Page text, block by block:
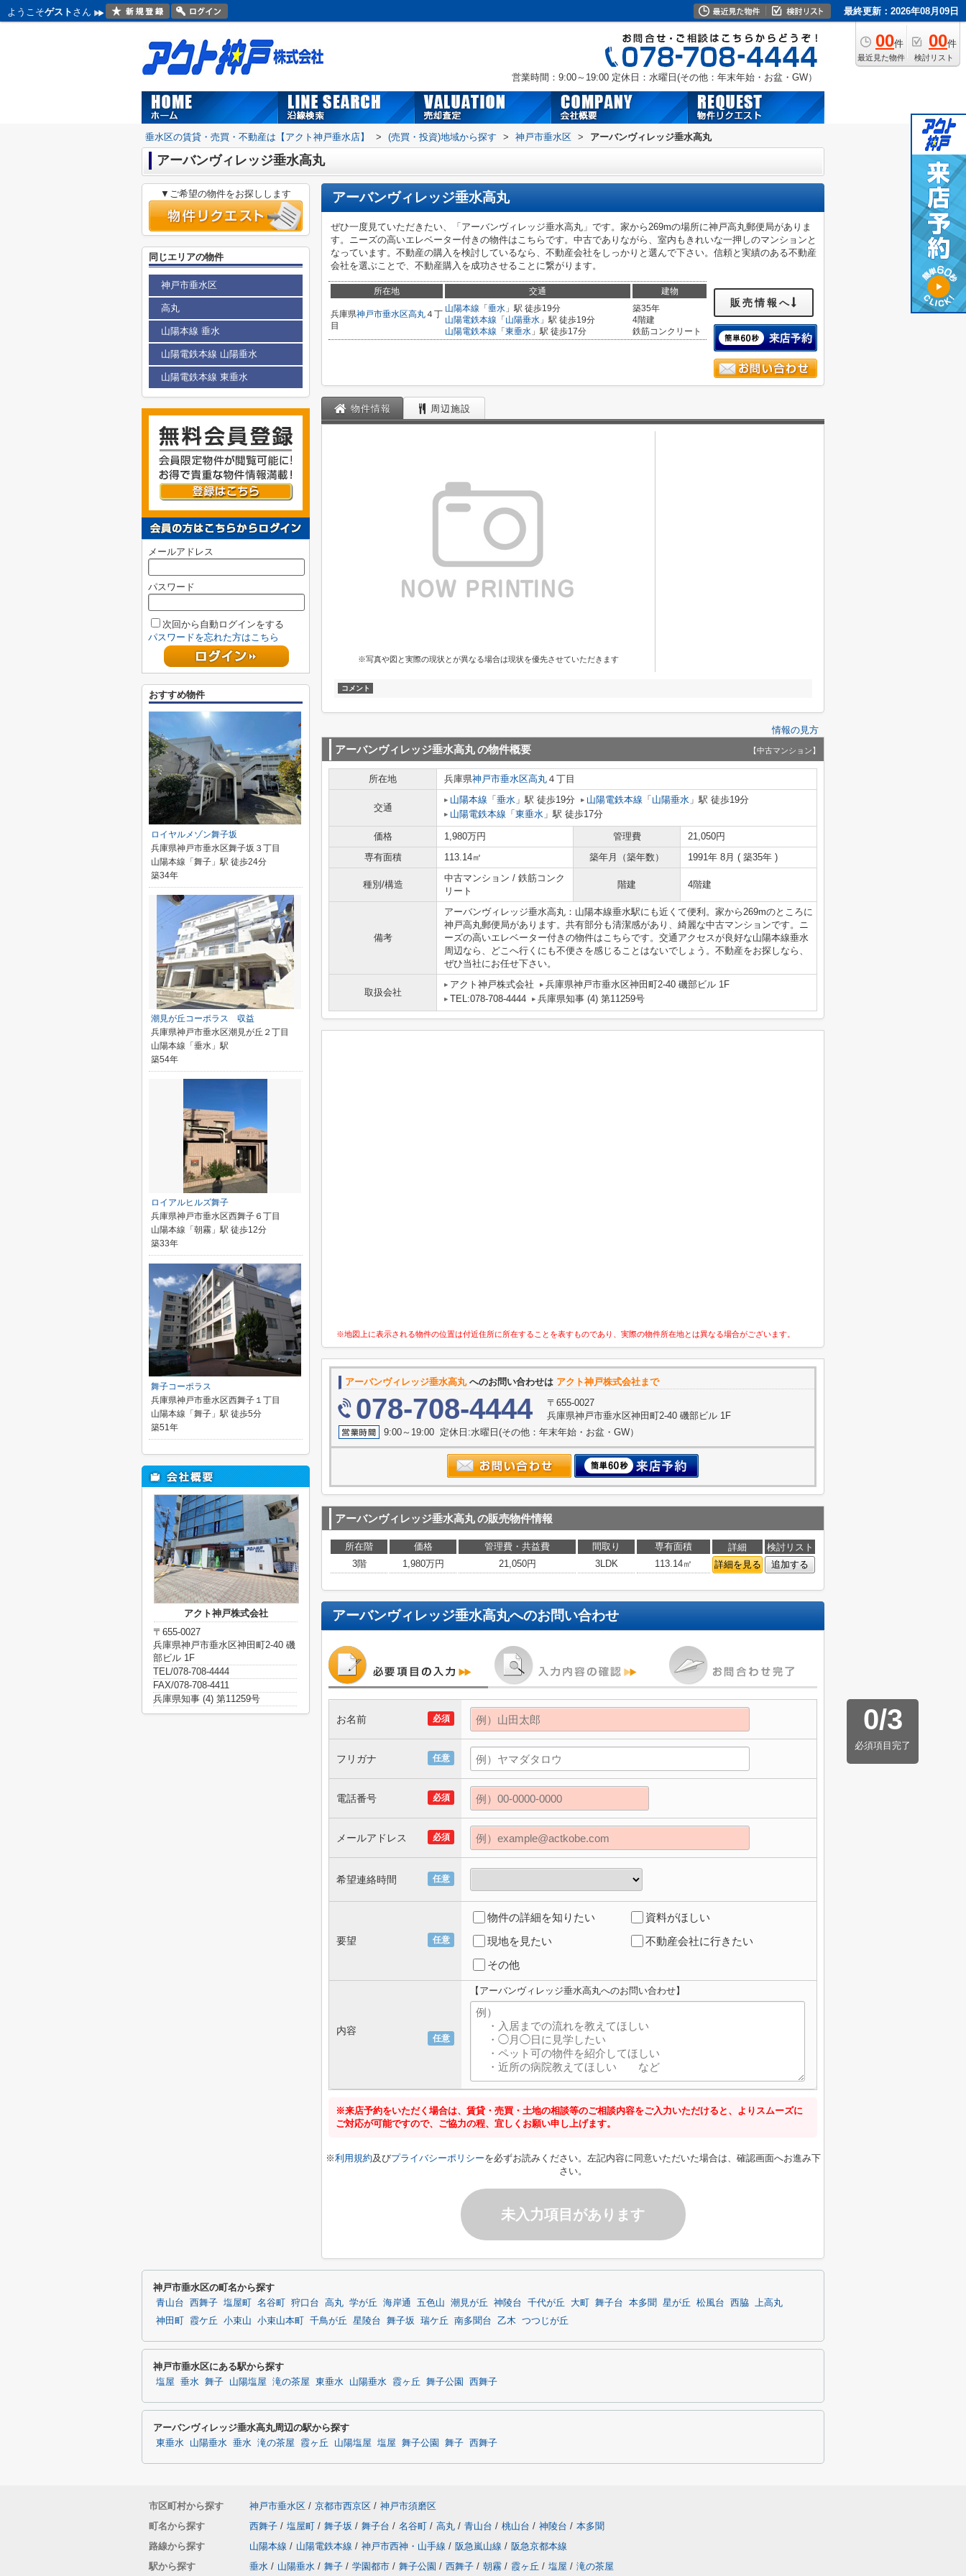
ようこそゲスト さん 最終更新：2026年08月09日
00件
最近見た物件
00件
検討リスト
営業時間：9:00～19:00 定休日：水曜日(その他：年末年始・お盆・GW）
垂水区の賃貸・売買・不動産は【アクト神戸垂水店】 > (売買・投資)地域から探す > 神戸市垂水区 > アーバンヴィレッジ垂水高丸
アーバンヴィレッジ垂水高丸
アーバンヴィレッジ垂水高丸
ぜひ一度見ていただきたい、「アーバンヴィレッジ垂水高丸」です。家から269mの場所に神戸高丸郵便局がありま
す。ニーズの高いエレベーター付きの物件はこちらです。中古でありながら、室内もきれいな一押しのマンションと
なっています。不動産の購入を検討しているなら、不動産会社をしっかりと選んで下さい。信頼と実績のある不動産
会社を選ぶことで、不動産購入を成功させることに繋がります。
所在地 交通 建物
兵庫県神戸市垂水区高丸４丁
目
山陽本線 「 垂水 」駅 徒歩19分
山陽電鉄本線 「 山陽垂水 」駅 徒歩19分
山陽電鉄本線 「 東垂水 」駅 徒歩17分
築35年
4階建
鉄筋コンクリート
販売情報へ
物件情報 周辺施設
※写真や図と実際の現状とが異なる場合は現状を優先させていただきます
コメント
情報の見方
アーバンヴィレッジ垂水高丸の物件概要 【中古マンション】
所在地 兵庫県神戸市垂水区高丸 ４丁目
交通
山陽本線 「 垂水 」駅 徒歩19分 山陽電鉄本線 「 山陽垂水 」駅 徒歩19分
山陽電鉄本線 「 東垂水 」駅 徒歩17分
価格 1,980万円 管理費
21,050円
専有面積
113.14㎡ 築年月（築年数） 1991年 8月 ( 築35年 )
種別/構造
中古マンション / 鉄筋コンク
リート
階建 4階建
備考
アーバンヴィレッジ垂水高丸：山陽本線垂水駅にも近くて便利。家から269mのところに
神戸高丸郵便局があります。共有部分も清潔感があり、綺麗な中古マンションです。ニ
ーズの高いエレベーター付きの物件はこちらです。交通アクセスが良好な山陽本線垂水
周辺なら、どこへ行くにも不便さを感じることはないでしょう。不動産をお探しなら、
ぜひ当社にお任せ下さい。
取扱会社
アクト神戸株式会社
兵庫県神戸市垂水区神田町2-40 磯部ビル 1F
TEL:078-708-4444
兵庫県知事 (4) 第11259号
※地図上に表示される物件の位置は付近住所に所在することを表すものであり、実際の物件所在地とは異なる場合がございます。
アーバンヴィレッジ垂水高丸へのお問い合わせは アクト神戸株式会社まで
078-708-4444
〒655-0027
兵庫県神戸市垂水区神田町2-40 磯部ビル 1F
9:00～19:00 定休日:水曜日(その他：年末年始・お盆・GW）
アーバンヴィレッジ垂水高丸の販売物件情報
所在階 価格 管理費・共益費 間取り 専有面積 詳細
検討リスト
3階
1,980万円 21,050円 3LDK 113.14㎡ 詳細を見る 追加する
アーバンヴィレッジ垂水高丸へのお問い合わせ
0/3
必須項目完了
必須
お名前
任意
フリガナ
必須
電話番号
必須
メールアドレス
任意
希望連絡時間
任意
要望
物件の詳細を知りたい
資料がほしい
現地を見たい
不動産会社に行きたい
その他
任意
内容
【アーバンヴィレッジ垂水高丸へのお問い合わせ】
※来店予約をいただく場合は、賃貸・売買・土地の相談等のご相談内容をご入力いただけると、よりスムーズに
ご対応が可能ですので、ご協力の程、宜しくお願い申し上げます。
※利用規約及びプライバシーポリシーを必ずお読みください。左記内容に同意いただいた場合は、確認画面へお進み下
さい。
未入力項目があります
▼ご希望の物件をお探しします
同じエリアの物件
神戸市垂水区
高丸
山陽本線 垂水
山陽電鉄本線 山陽垂水
山陽電鉄本線 東垂水
メールアドレス
パスワード
次回から自動ログインをする
パスワードを忘れた方はこちら
おすすめ物件
ロイヤルメゾン舞子坂
兵庫県神戸市垂水区舞子坂３丁目
山陽本線「舞子」駅 徒歩24分
築34年
潮見が丘コーポラス 収益
兵庫県神戸市垂水区潮見が丘２丁目
山陽本線「垂水」駅
築54年
ロイアルヒルズ舞子
兵庫県神戸市垂水区西舞子６丁目
山陽本線「朝霧」駅 徒歩12分
築33年
舞子コーポラス
兵庫県神戸市垂水区西舞子１丁目
山陽本線「舞子」駅 徒歩5分
築51年
アクト神戸株式会社
〒655-0027
兵庫県神戸市垂水区神田町2-40 磯
部ビル 1F
TEL/078-708-4444
FAX/078-708-4411
兵庫県知事 (4) 第11259号
神戸市垂水区の町名から探す
青山台 西舞子 塩屋町 名谷町 狩口台 高丸 学が丘 海岸通 五色山 潮見が丘 神陵台 千代が丘 大町 舞子台 本多聞 星が丘 松風台 西脇 上高丸
神田町
霞ケ丘 小束山 小束山本町 千鳥が丘 星陵台 舞子坂 瑞ケ丘 南多聞台 乙木 つつじが丘
神戸市垂水区にある駅から探す
塩屋 垂水 舞子 山陽塩屋 滝の茶屋 東垂水 山陽垂水 霞ヶ丘 舞子公園 西舞子
アーバンヴィレッジ垂水高丸周辺の駅から探す
東垂水 山陽垂水 垂水 滝の茶屋 霞ヶ丘 山陽塩屋 塩屋 舞子公園 舞子 西舞子
市区町村から探す 神戸市垂水区 / 京都市西京区 / 神戸市須磨区
町名から探す
西舞子 / 塩屋町 / 舞子坂 / 舞子台 / 名谷町 / 高丸 / 青山台 / 桃山台 / 神陵台 / 本多聞
路線から探す
山陽本線 / 山陽電鉄本線 / 神戸市西神・山手線 / 阪急嵐山線 / 阪急京都本線
駅から探す
垂水 / 山陽垂水 / 舞子 / 学園都市 / 舞子公園 / 西舞子 / 朝霧 / 霞ヶ丘 / 塩屋 / 滝の茶屋